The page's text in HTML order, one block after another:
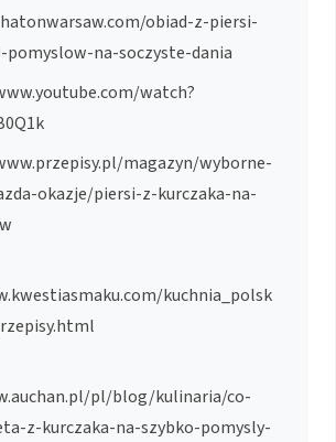
obiad-z-piersi-
pomyslow-na-soczyste-dania
watch?
magazyn/wyborne-
okazje/piersi-z-kurczaka-na-
kuchnia_polsk
pl/blog/kulinaria/co-
z-kurczaka-na-szybko-pomysly-